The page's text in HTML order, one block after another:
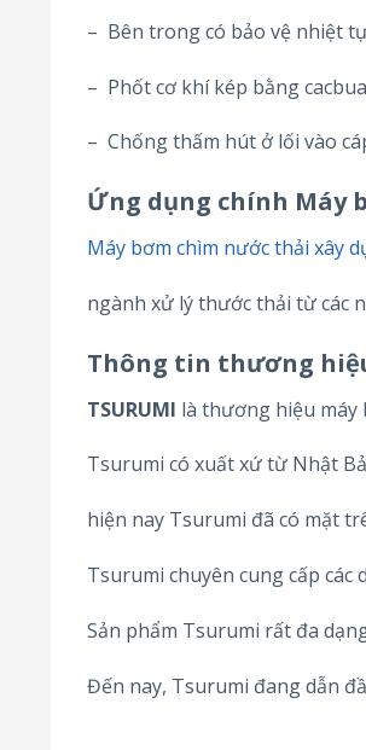
– Bên trong có bảo vệ nhiệt
– Phốt cơ khí kép bằng
– Chống thấm hút ở lối vào
Ứng dụng chính Máy
Máy bơm chìm nước thải xây
ngành xử lý thước thải từ các
Thông tin thương
TSURUMI là thương hiệu máy
Tsurumi có xuất xứ từ Nhật
hiện nay Tsurumi đã có mặt
Tsurumi chuyên cung cấp
Sản phẩm Tsurumi rất đa
Đến nay, Tsurumi đang dẫn